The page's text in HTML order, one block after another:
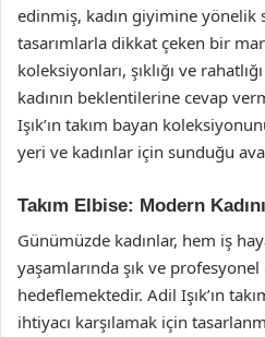
edinmiş, kadın giyimine yönelik
tasarımlarla dikkat çeken bir
koleksiyonları, şıklığı ve
kadının beklentilerine cevap
Işık’ın takım bayan
yeri ve kadınlar için sunduğu
Takım Elbise: Modern
Günümüzde kadınlar, hem iş
yaşamlarında şık ve
hedeflemektedir. Adil Işık’ın
ihtiyacı karşılamak için